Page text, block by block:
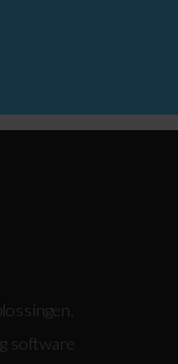
software